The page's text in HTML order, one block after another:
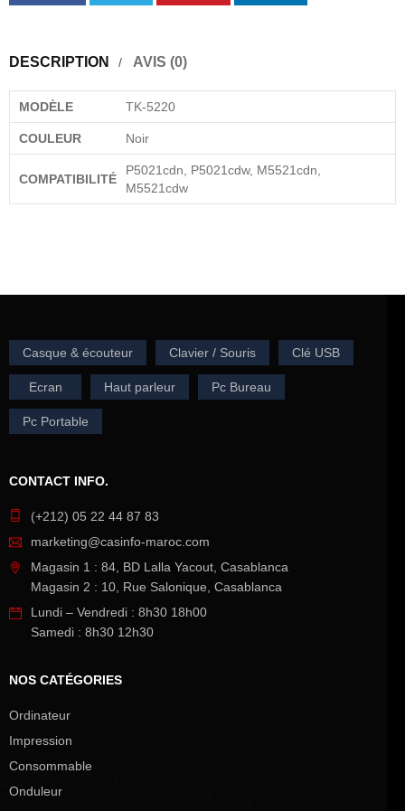
DESCRIPTION AVIS (0)
MODÈLE TK-5220
COULEUR Noir
COMPATIBILITÉ
P5021cdn, P5021cdw, M5521cdn,
M5521cdw
Casque & écouteur Clavier / Souris Clé USB
Ecran Haut parleur Pc Bureau
Pc Portable
CONTACT INFO.
(+212) 05 22 44 87 83
marketing@casinfo-maroc.com
Magasin 1 : 84, BD Lalla Yacout, Casablanca
Magasin 2 : 10, Rue Salonique, Casablanca
Lundi – Vendredi : 8h30 18h00
Samedi : 8h30 12h30
NOS CATÉGORIES
Ordinateur
Impression
Consommable
Onduleur